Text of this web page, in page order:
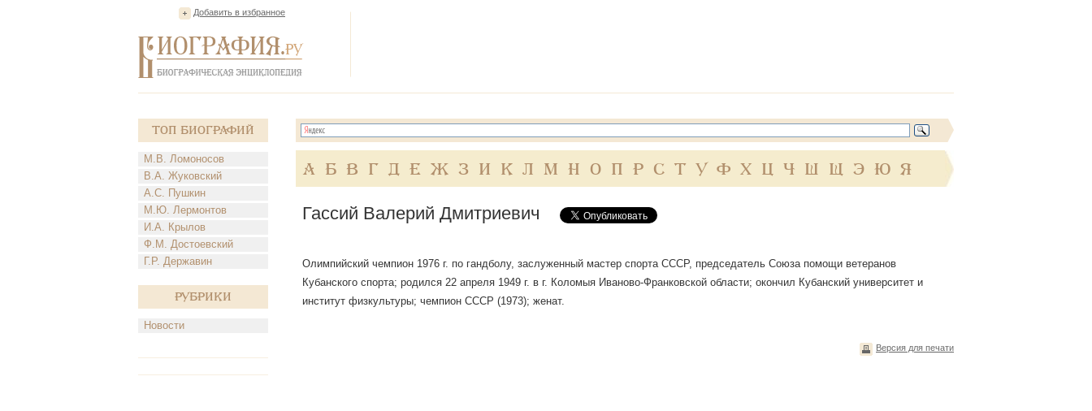
Добавить в избранное
Топ Биографий
М.В. Ломоносов
В.А. Жуковский
А.С. Пушкин
М.Ю. Лермонтов
И.А. Крылов
Ф.М. Достоевский
Г.Р. Державин
Рубрики
Новости
А Б В Г Д Е Ж З И К Л М Н О П Р С Т У Ф Х Ц Ч Ш Щ Э Ю Я
Гассий Валерий Дмитриевич
Олимпийский чемпион 1976 г. по гандболу, заслуженный мастер спорта СССР, председатель Союза помощи ветеранов
Кубанского спорта; родился 22 апреля 1949 г. в г. Коломыя Иваново-Франковской области; окончил Кубанский университет и
институт физкультуры; чемпион СССР (1973); женат.
Версия для печати